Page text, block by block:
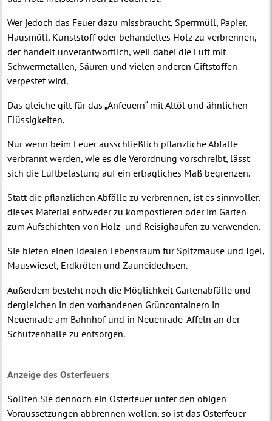
Wer jedoch das Feuer dazu missbraucht, Sperrmüll, Papier,
Hausmüll, Kunststoff oder behandeltes Holz zu verbrennen,
der handelt unverantwortlich, weil dabei die Luft mit
Schwermetallen, Säuren und vielen anderen Giftstoffen
verpestet wird.
Das gleiche gilt für das „Anfeuern“ mit Altöl und ähnlichen
Flüssigkeiten.
Nur wenn beim Feuer ausschließlich pflanzliche Abfälle
verbrannt werden, wie es die Verordnung vorschreibt, lässt
sich die Luftbelastung auf ein erträgliches Maß begrenzen.
Statt die pflanzlichen Abfälle zu verbrennen, ist es sinnvoller,
dieses Material entweder zu kompostieren oder im Garten
zum Aufschichten von Holz- und Reisighaufen zu verwenden.
Sie bieten einen idealen Lebensraum für Spitzmäuse und Igel,
Mauswiesel, Erdkröten und Zauneidechsen.
Außerdem besteht noch die Möglichkeit Gartenabfälle und
dergleichen in den vorhandenen Grüncontainern in
Neuenrade am Bahnhof und in Neuenrade-Affeln an der
Schützenhalle zu entsorgen.
Anzeige des Osterfeuers
Sollten Sie dennoch ein Osterfeuer unter den obigen
Voraussetzungen abbrennen wollen, so ist das Osterfeuer